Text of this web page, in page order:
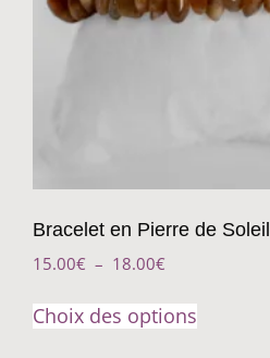
Bracelet en Pierre de Soleil
15.00€ – 18.00€
Choix des options